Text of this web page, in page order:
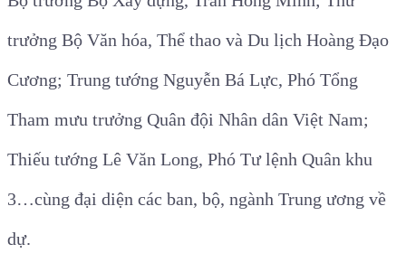
trưởng Bộ Văn hóa, Thể thao và Du lịch Hoàng Đạo
Cương; Trung tướng Nguyễn Bá Lực, Phó Tổng
Tham mưu trưởng Quân đội Nhân dân Việt Nam;
Thiếu tướng Lê Văn Long, Phó Tư lệnh Quân khu
3…cùng đại diện các ban, bộ, ngành Trung ương về
dự.